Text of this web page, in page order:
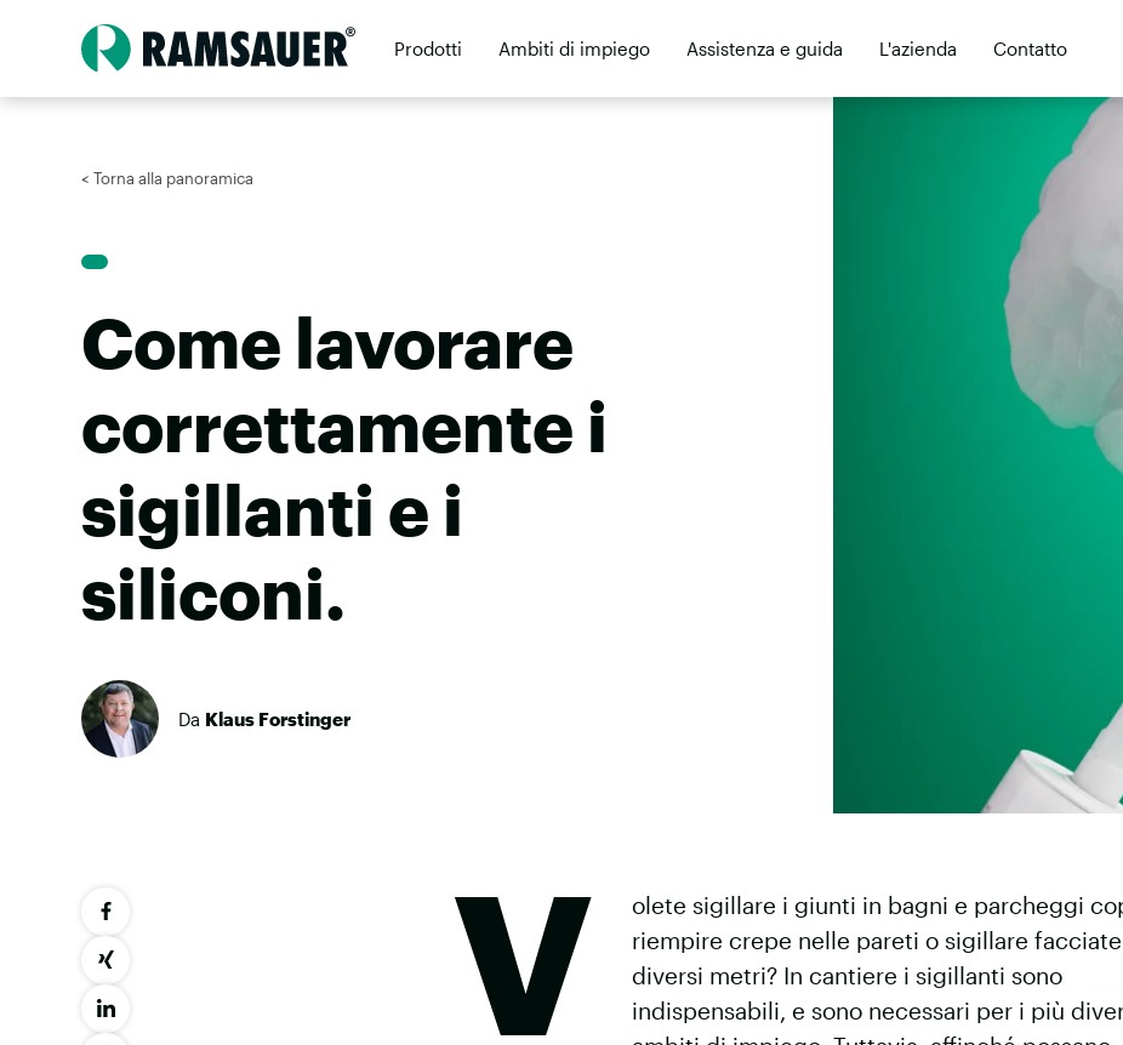
Prodotti Ambiti di impiego Assistenza e guida L'azienda Contatto
< Torna alla panoramica
Come lavorare
correttamente i
sigillanti e i
siliconi.
Da Klaus Forstinger
V
olete sigillare i giunti in bagni e parcheggi
riempire crepe nelle pareti o sigillare
diversi metri? In cantiere i sigillanti sono
indispensabili, e sono necessari per i più